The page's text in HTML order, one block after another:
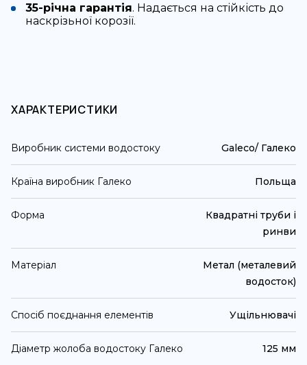
35-річна гарантія. Надається на стійкість до
наскрізьної корозії.
ХАРАКТЕРИСТИКИ
Виробник системи водостоку Galeco/ Галеко
Країна виробник Галеко Польща
Форма
Квадратні труби і
ринви
Матеріал
Метал (металевий
водосток)
Спосіб поєднання елементів Ущільнювачі
Діаметр жолоба водостоку Галеко 125 мм